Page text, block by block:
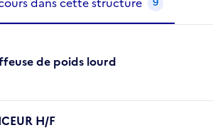
de poids lourd
H/F